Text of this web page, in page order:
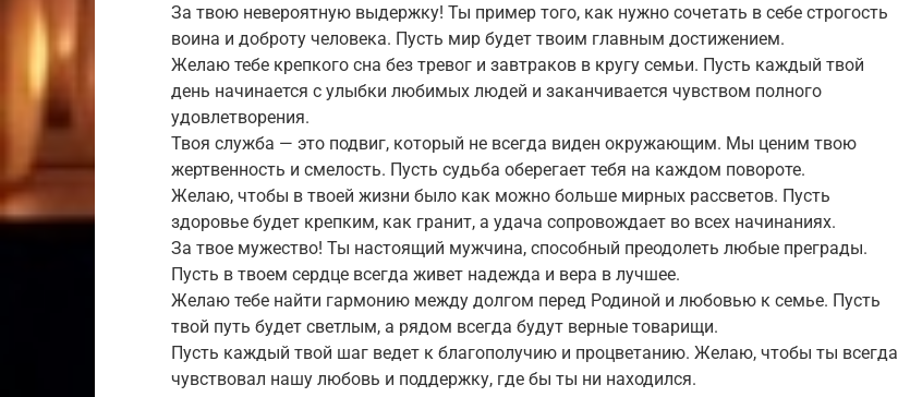
За твою невероятную выдержку! Ты пример того, как нужно сочетать в себе строгость
воина и доброту человека. Пусть мир будет твоим главным достижением.
Желаю тебе крепкого сна без тревог и завтраков в кругу семьи. Пусть каждый твой
день начинается с улыбки любимых людей и заканчивается чувством полного
удовлетворения.
Твоя служба — это подвиг, который не всегда виден окружающим. Мы ценим твою
жертвенность и смелость. Пусть судьба оберегает тебя на каждом повороте.
Желаю, чтобы в твоей жизни было как можно больше мирных рассветов. Пусть
здоровье будет крепким, как гранит, а удача сопровождает во всех начинаниях.
За твое мужество! Ты настоящий мужчина, способный преодолеть любые преграды.
Пусть в твоем сердце всегда живет надежда и вера в лучшее.
Желаю тебе найти гармонию между долгом перед Родиной и любовью к семье. Пусть
твой путь будет светлым, а рядом всегда будут верные товарищи.
Пусть каждый твой шаг ведет к благополучию и процветанию. Желаю, чтобы ты всегда
чувствовал нашу любовь и поддержку, где бы ты ни находился.